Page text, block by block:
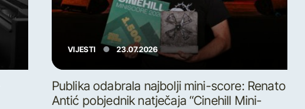
VIJESTI 23.07.2026
Publika odabrala najbolji mini-score: Renato
Antić pobjednik natječaja “Cinehill Mini-